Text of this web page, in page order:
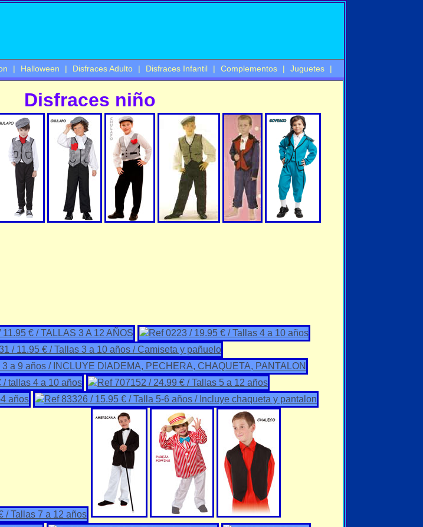
| Halloween | Disfraces Adulto | Disfraces Infantil | Complementos | Juguetes |
Disfraces niño